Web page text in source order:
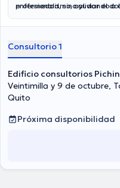
enfermedad, sino aliviar el
profesionalismo, ayudando a
Consultorio 1
Edificio consultorios
Veintimilla y 9 de octubre,
Quito
Próxima disponibilidad